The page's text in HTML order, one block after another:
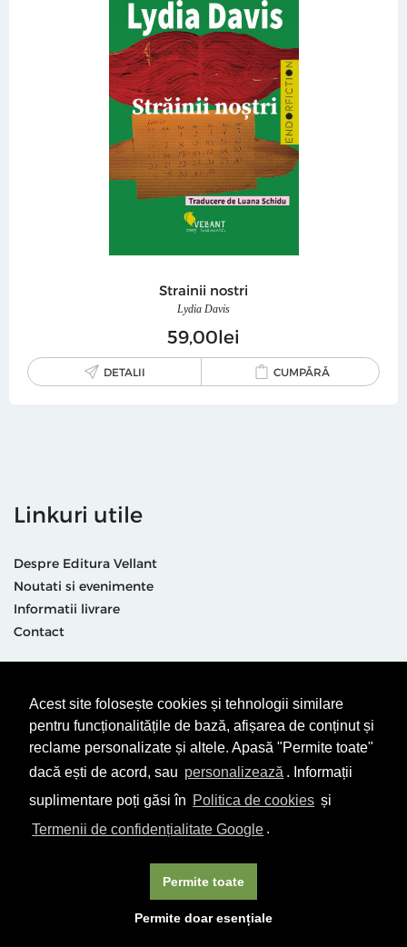
Acest site folosește cookies și tehnologii similare
pentru funcționalitățile de bază, afișarea de conținut și
reclame personalizate și altele. Apasă "Permite toate"
dacă ești de acord, sau personalizează . Informații
suplimentare poți găsi în Politica de cookies și
Termenii de confidențialitate Google .
Permite doar esențiale
Permite toate
Strainii nostri
Lydia Davis
59 00lei
DETALII CUMPĂRĂ
Linkuri utile
Despre Editura Vellant
Noutati si evenimente
Informatii livrare
Contact
Suntem prezenti și aici
Termeni & condiții
Politică de utilizare cookie-uri